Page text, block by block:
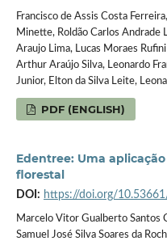
Francisco de Assis Costa
Minette, Roldão Carlos Andrade
Araujo Lima, Lucas Moraes
Arthur Araújo Silva, Leonardo
Junior, Elton da Silva Leite,
PDF (ENGLISH)
Edentree: Uma
florestal
DOI: https://doi.org/
Marcelo Vitor Gualberto Santos
Samuel José Silva Soares da